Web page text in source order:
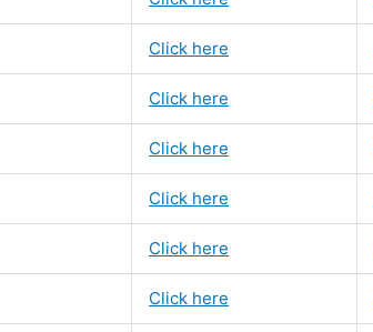
Click here
Click here
Click here
Click here
Click here
Click here